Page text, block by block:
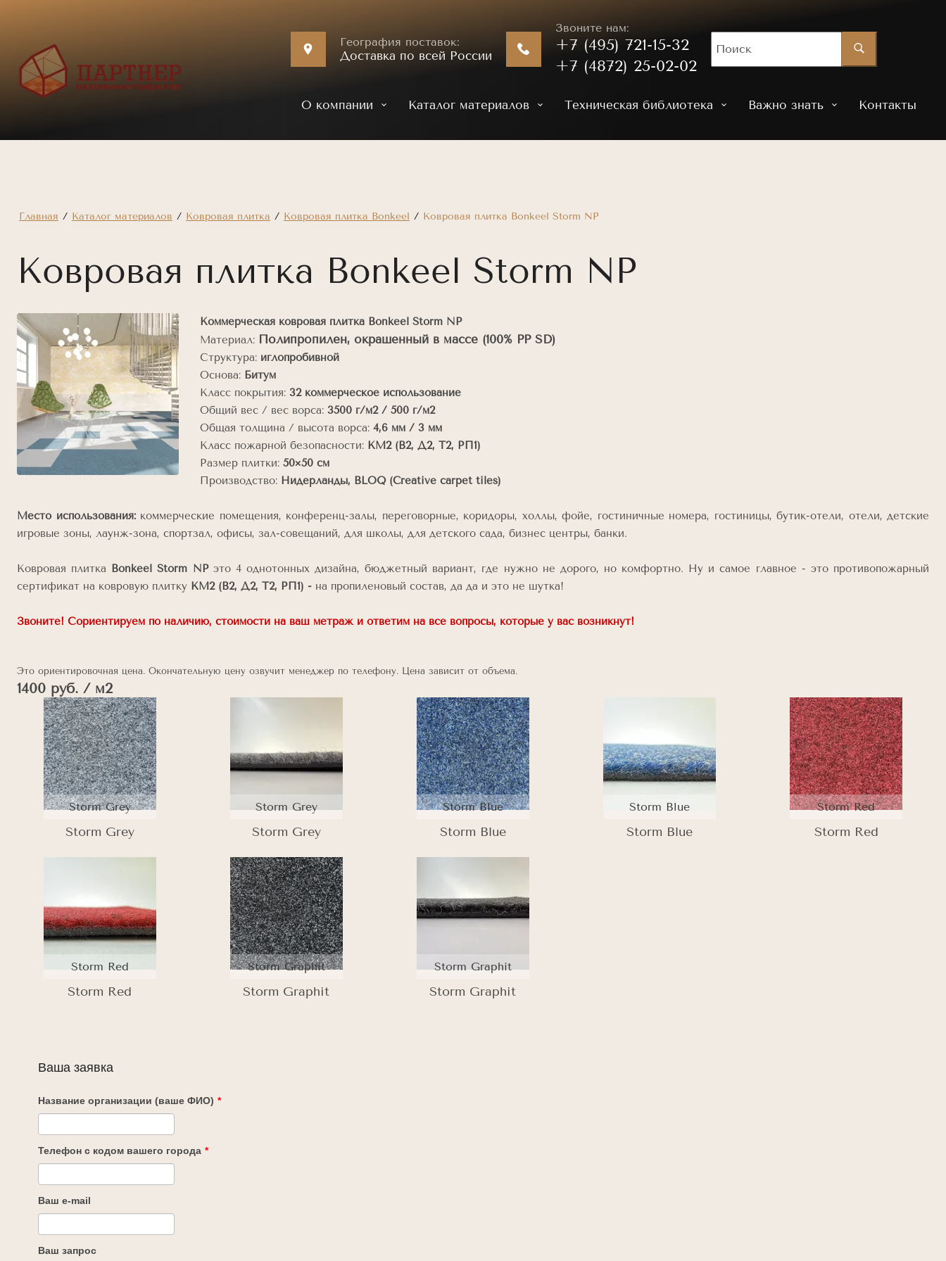
География поставок:
Доставка по всей России
Звоните нам:
+7 (495) 721-15-32
+7 (4872) 25-02-02
О компании Каталог материалов Техническая библиотека Важно знать Контакты
Главная / Каталог материалов / Ковровая плитка / Ковровая плитка Bonkeel / Ковровая плитка Bonkeel Storm NP
Ковровая плитка Bonkeel Storm NP
Коммерческая ковровая плитка Bonkeel Storm NP
Материал: Полипропилен, окрашенный в массе (100% PP SD)
Структура: иглопробивной
Основа: Битум
Класс покрытия: 32 коммерческое использование
Общий вес / вес ворса: 3500 г/м2 / 500 г/м2
Общая толщина / высота ворса: 4,6 мм / 3 мм
Класс пожарной безопасности: КМ2 (В2, Д2, Т2, РП1)
Размер плитки: 50×50 см
Производство: Нидерланды, BLOQ (Creative carpet tiles)
Место использования:коммерческие помещения, конференц-залы, переговорные, коридоры, холлы, фойе, гостиничные номера, гостиницы, бутик-отели, отели, детские
игровые зоны, лаунж-зона, спортзал, офисы, зал-совещаний, для школы, для детского сада, бизнес центры, банки.
Ковровая плитка Bonkeel Storm NP это 4 однотонных дизайна, бюджетный вариант, где нужно не дорого, но комфортно. Ну и самое главное - это противопожарный
сертификат на ковровую плитку КМ2 (В2, Д2, Т2, РП1) - на пропиленовый состав, да да и это не шутка!
Звоните! Сориентируем по наличию, стоимости на ваш метраж и ответим на все вопросы, которые у вас возникнут!
Это ориентировочная цена. Окончательную цену озвучит менеджер по телефону. Цена зависит от объема.
1400 руб. / м2
Storm Grey
Storm Grey
Storm Grey
Storm Grey
Storm Blue
Storm Blue
Storm Blue
Storm Blue
Storm Red
Storm Red
Storm Red
Storm Red
Storm Graphit
Storm Graphit
Storm Graphit
Storm Graphit
Ваша заявка
Название организации (ваше ФИО) *
Телефон с кодом вашего города *
Ваш e-mail
Ваш запрос